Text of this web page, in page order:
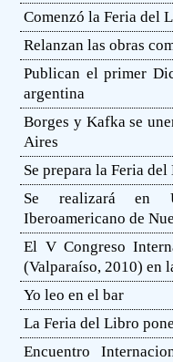
Comenzó la Feria del
Relanzan las obras
Publican el primer
argentina
Borges y Kafka se
Aires
Se prepara la Feria
Se realizará en
Iberoamericano de
El V Congreso
(Valparaíso, 2010) en
Yo leo en el bar
La Feria del Libro
Encuentro